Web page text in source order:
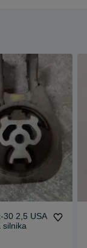
30 2,5 USA
silnika